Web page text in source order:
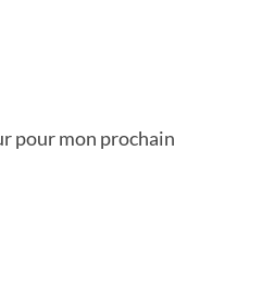
pour mon prochain